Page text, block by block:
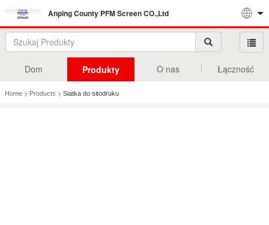
Anping County PFM Screen CO.,Ltd
Dom Produkty O nas Łączność
Home > Products > Siatka do sitodruku